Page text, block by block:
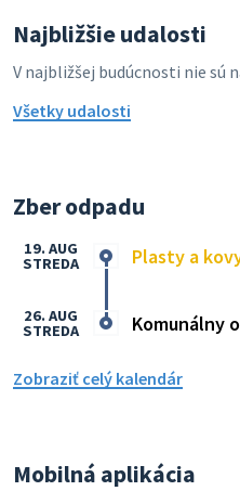
Najbližšie udalosti
V najbližšej budúcnosti nie sú
Všetky udalosti
Zber odpadu
Plasty a
19. AUG
STREDA
Komunálny
26. AUG
STREDA
Zobraziť celý kalendár
Mobilná aplikácia